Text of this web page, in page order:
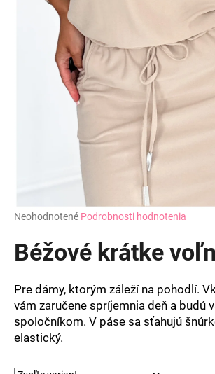
Priemerné
produktu
je
5
hviezdičiek.
Neohodnotené Podrobnosti hodnotenia
Béžové krátke
Pre dámy, ktorým záleží na pohodlí.
vám zaručene spríjemnia deň a budú
spoločníkom. V páse sa sťahujú
elastický.